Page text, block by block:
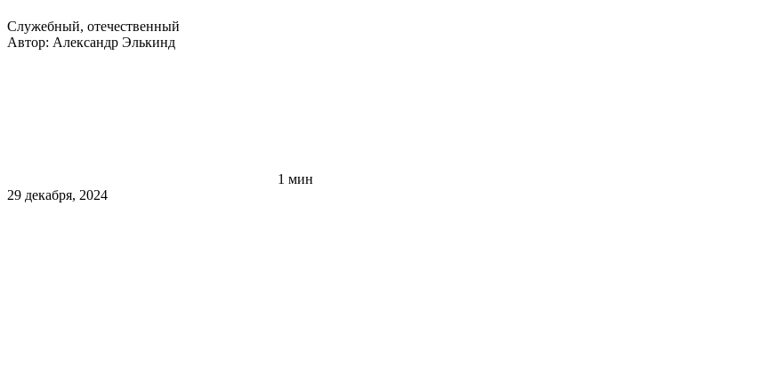
Служебный, отечественный
Автор: Александр Элькинд
1 мин
29 декабря, 2024